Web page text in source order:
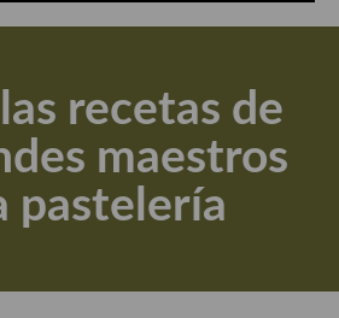
temas interesantes e importantes
Extra (AOVE)
los mejores AOVES
recetas de
maestros
pastelería